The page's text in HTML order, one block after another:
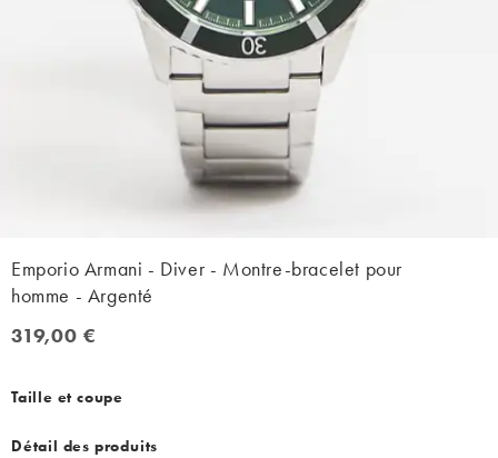
Emporio Armani - Diver - Montre-bracelet pour
homme - Argenté
319,00 €
319,00 €
Taille et coupe
Détail des produits